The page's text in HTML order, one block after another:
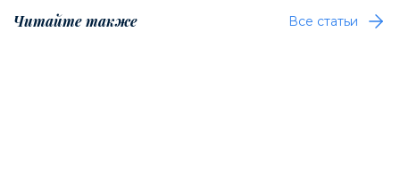
Читайте также Все статьи